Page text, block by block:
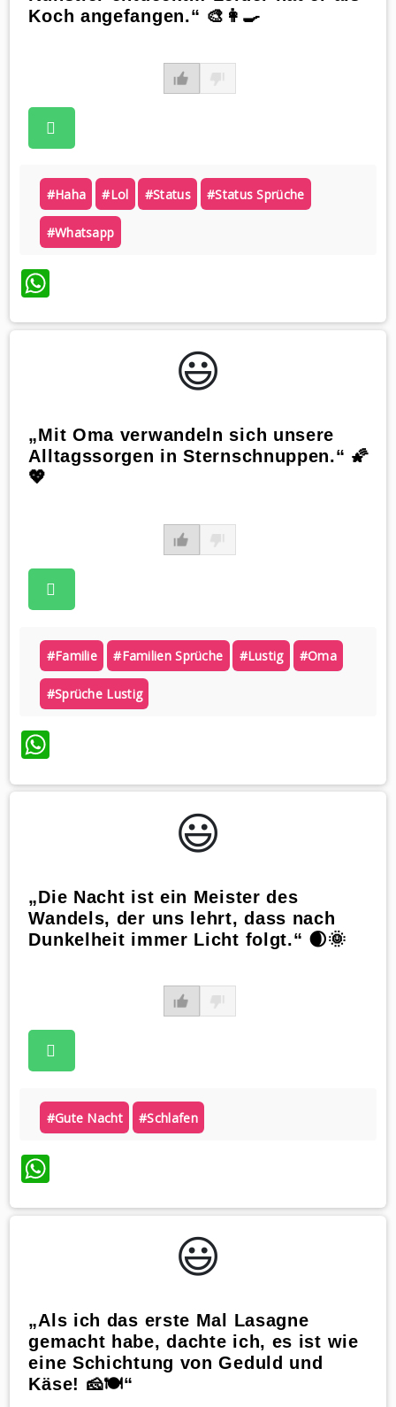
Koch angefangen.“ 🎨👩‍🍳
#haha #lol #status #status Sprüche
#whatsapp
WhatsApp
😃️
„Mit Oma verwandeln sich unsere
Alltagssorgen in Sternschnuppen.“ 🌠
💖
#familie #familien Sprüche #lustig #oma
#sprüche Lustig
WhatsApp
😃️
„Die Nacht ist ein Meister des
Wandels, der uns lehrt, dass nach
Dunkelheit immer Licht folgt.“ 🌒🌞
#gute Nacht #schlafen
WhatsApp
😃️
„Als ich das erste Mal Lasagne
gemacht habe, dachte ich, es ist wie
eine Schichtung von Geduld und
Käse! 🧀🍽️“